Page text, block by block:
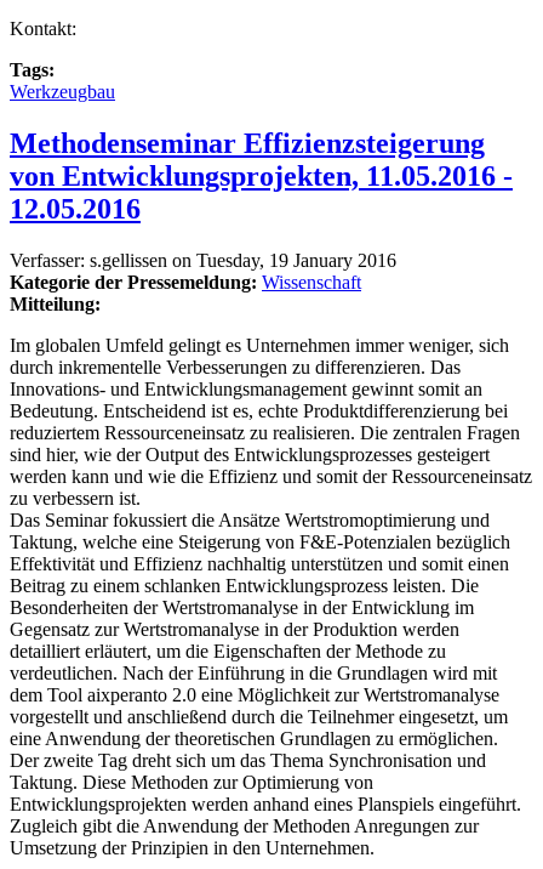
Kontakt:
Tags:
Werkzeugbau
Methodenseminar Effizienzsteigerung
von Entwicklungsprojekten, 11.05.2016 -
12.05.2016
Verfasser: s.gellissen on Tuesday, 19 January 2016
Kategorie der Pressemeldung: Wissenschaft
Mitteilung:
Im globalen Umfeld gelingt es Unternehmen immer weniger, sich
durch inkrementelle Verbesserungen zu differenzieren. Das
Innovations- und Entwicklungsmanagement gewinnt somit an
Bedeutung. Entscheidend ist es, echte Produktdifferenzierung bei
reduziertem Ressourceneinsatz zu realisieren. Die zentralen Fragen
sind hier, wie der Output des Entwicklungsprozesses gesteigert
werden kann und wie die Effizienz und somit der Ressourceneinsatz
zu verbessern ist.
Das Seminar fokussiert die Ansätze Wertstromoptimierung und
Taktung, welche eine Steigerung von F&E-Potenzialen bezüglich
Effektivität und Effizienz nachhaltig unterstützen und somit einen
Beitrag zu einem schlanken Entwicklungsprozess leisten. Die
Besonderheiten der Wertstromanalyse in der Entwicklung im
Gegensatz zur Wertstromanalyse in der Produktion werden
detailliert erläutert, um die Eigenschaften der Methode zu
verdeutlichen. Nach der Einführung in die Grundlagen wird mit
dem Tool aixperanto 2.0 eine Möglichkeit zur Wertstromanalyse
vorgestellt und anschließend durch die Teilnehmer eingesetzt, um
eine Anwendung der theoretischen Grundlagen zu ermöglichen.
Der zweite Tag dreht sich um das Thema Synchronisation und
Taktung. Diese Methoden zur Optimierung von
Entwicklungsprojekten werden anhand eines Planspiels eingeführt.
Zugleich gibt die Anwendung der Methoden Anregungen zur
Umsetzung der Prinzipien in den Unternehmen.